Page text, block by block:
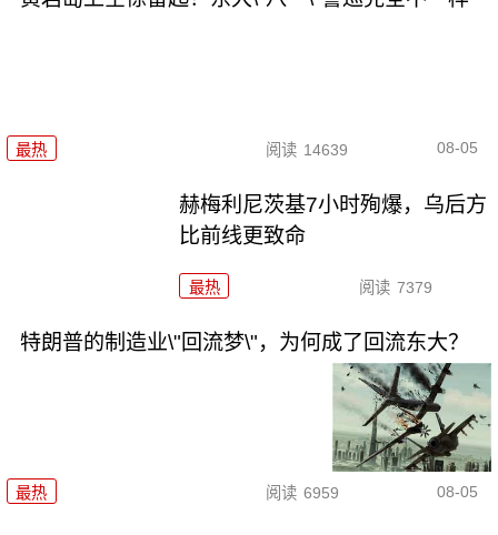
最热 阅读 14639 08-05
赫梅利尼茨基7小时殉爆，乌后方
比前线更致命
最热 阅读 7379
特朗普的制造业\"回流梦\"，为何成了回流东大？
最热 阅读 6959 08-05